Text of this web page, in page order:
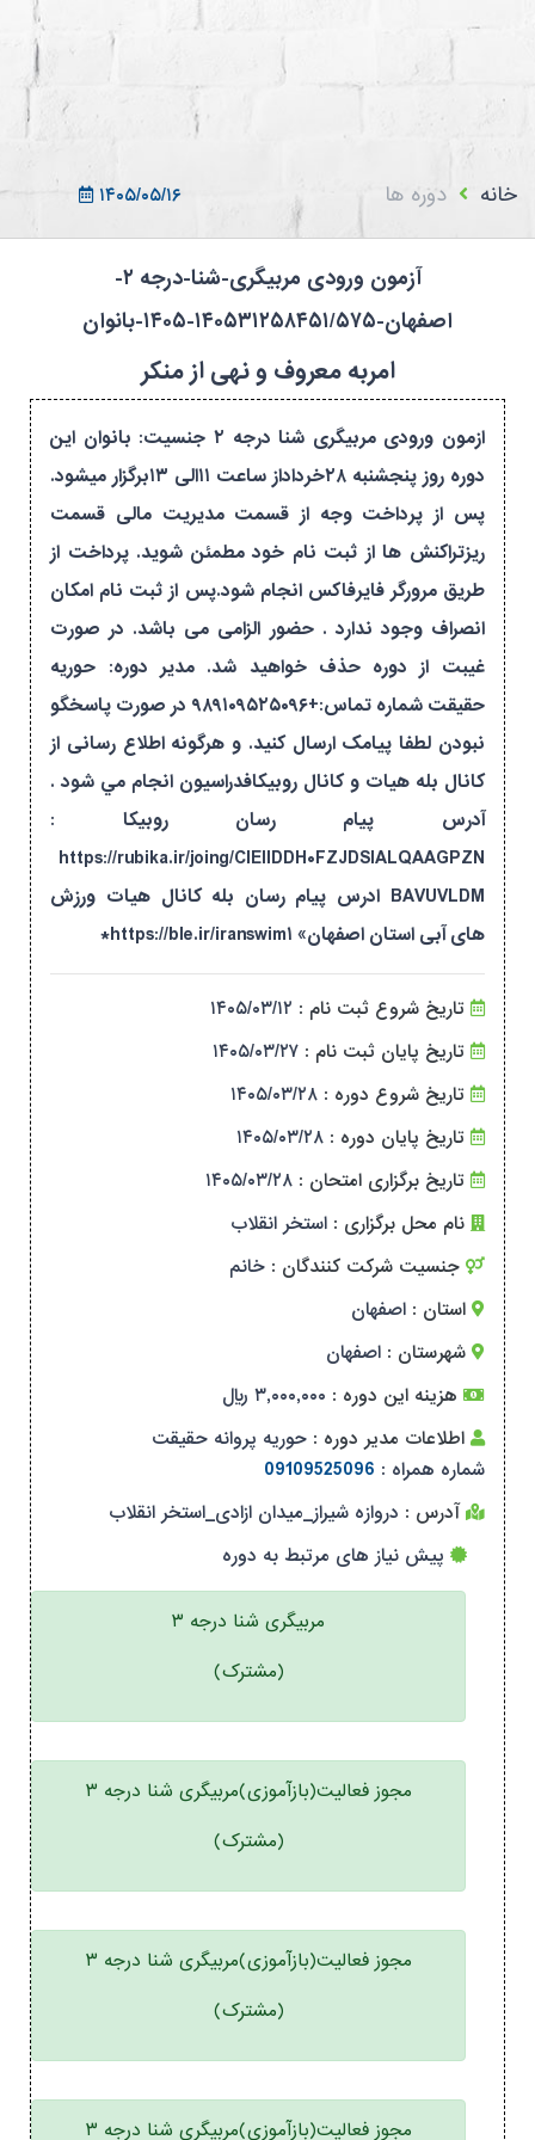
۱۴۰۵/۰۵/۱۶
خانه دوره ها
آزمون ورودی مربیگری-شنا-درجه ۲-
اصفهان-۱۴۰۵۳۱۲۵۸۴۵۱/۵۷۵-۱۴۰۵-بانوان
امربه معروف و نهی از منکر
ازمون ورودی مربیگری شنا درجه ۲ جنسیت: بانوان این
دوره روز پنجشنبه ۲۸خرداداز ساعت ۱۱الی ۱۳برگزار میشود.
پس از پرداخت وجه از قسمت مدیریت مالی قسمت
ریزتراکنش ها از ثبت نام خود مطمئن شوید. پرداخت از
طریق مرورگر فایرفاکس انجام شود.پس از ثبت نام امکان
انصراف وجود ندارد . حضور الزامی می باشد. در صورت
غیبت از دوره حذف خواهید شد. مدیر دوره: حوریه
حقیقت شماره تماس:+۹۸۹۱۰۹۵۲۵۰۹۶ در صورت پاسخگو
نبودن لطفا پیامک ارسال کنید. و هرگونه اطلاع رسانی از
کانال بله هیات و کانال روبیکافدراسیون انجام مي شود .
آدرس پيام رسان روبيكا :
https://rubika.ir/joing/CIEIIDDH۰FZJDSIALQAAGPZN
BAVUVLDM ادرس پيام رسان بله کانال هیات ورزش
های آبی استان اصفهان» https://ble.ir/iranswim۱*
تاریخ شروع ثبت نام : ۱۴۰۵/۰۳/۱۲
تاریخ پایان ثبت نام : ۱۴۰۵/۰۳/۲۷
تاریخ شروع دوره : ۱۴۰۵/۰۳/۲۸
تاریخ پایان دوره : ۱۴۰۵/۰۳/۲۸
تاریخ برگزاری امتحان : ۱۴۰۵/۰۳/۲۸
نام محل برگزاری : استخر انقلاب
جنسیت شرکت کنندگان : خانم
استان : اصفهان
شهرستان : اصفهان
هزینه این دوره : ۳,۰۰۰,۰۰۰ ریال
اطلاعات مدیر دوره : حوریه پروانه حقیقت
شماره همراه : 09109525096
آدرس : دروازه شیراز_میدان ازادی_استخر انقلاب
پیش نیاز های مرتبط به دوره
مربیگری شنا درجه ۳
(مشترک)
مجوز فعالیت(بازآموزی)مربیگری شنا درجه ۳
(مشترک)
مجوز فعالیت(بازآموزی)مربیگری شنا درجه ۳
(مشترک)
مجوز فعالیت(بازآموزی)مربیگری شنا درجه ۳